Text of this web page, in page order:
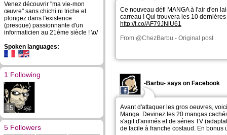
Venez découvrir "ma vie-mon
œuvre" sans chichi ni triche et
plongez dans l'existence
(presque) passionnante d'un
informaticien au 21ème siècle ! \o/
Spoken languages:
1 Following
15
5 Followers
Ce nouveau défi MANGA à l'air d'en
carreau ! Qui trouvera les 10 dernières
http://t.co/AF79JNlU61
From @ChezBarbu - Original post
-Barbu- says on Facebook
Avant d'attaquer les gros oeuvres,
Manga. Devinez les 20 mangas
s'agit d'animés et de séries TV
de facile à franche costaud. En